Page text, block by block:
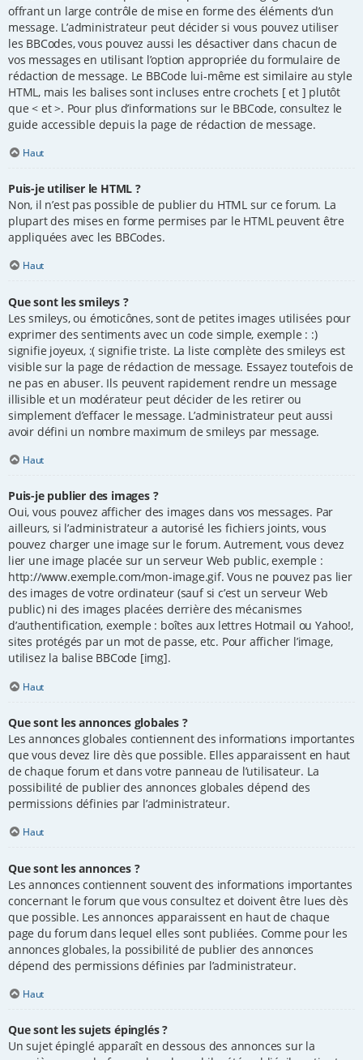
offrant un large contrôle de mise en forme des éléments d’un
message. L’administrateur peut décider si vous pouvez utiliser
les BBCodes, vous pouvez aussi les désactiver dans chacun de
vos messages en utilisant l’option appropriée du formulaire de
rédaction de message. Le BBCode lui-même est similaire au style
HTML, mais les balises sont incluses entre crochets [ et ] plutôt
que < et >. Pour plus d’informations sur le BBCode, consultez le
guide accessible depuis la page de rédaction de message.
Haut
Puis-je utiliser le HTML ?
Non, il n’est pas possible de publier du HTML sur ce forum. La
plupart des mises en forme permises par le HTML peuvent être
appliquées avec les BBCodes.
Haut
Que sont les smileys ?
Les smileys, ou émoticônes, sont de petites images utilisées pour
exprimer des sentiments avec un code simple, exemple : :)
signifie joyeux, :( signifie triste. La liste complète des smileys est
visible sur la page de rédaction de message. Essayez toutefois de
ne pas en abuser. Ils peuvent rapidement rendre un message
illisible et un modérateur peut décider de les retirer ou
simplement d’effacer le message. L’administrateur peut aussi
avoir défini un nombre maximum de smileys par message.
Haut
Puis-je publier des images ?
Oui, vous pouvez afficher des images dans vos messages. Par
ailleurs, si l’administrateur a autorisé les fichiers joints, vous
pouvez charger une image sur le forum. Autrement, vous devez
lier une image placée sur un serveur Web public, exemple :
http://www.exemple.com/mon-image.gif. Vous ne pouvez pas lier
des images de votre ordinateur (sauf si c’est un serveur Web
public) ni des images placées derrière des mécanismes
d’authentification, exemple : boîtes aux lettres Hotmail ou Yahoo!,
sites protégés par un mot de passe, etc. Pour afficher l’image,
utilisez la balise BBCode [img].
Haut
Que sont les annonces globales ?
Les annonces globales contiennent des informations importantes
que vous devez lire dès que possible. Elles apparaissent en haut
de chaque forum et dans votre panneau de l’utilisateur. La
possibilité de publier des annonces globales dépend des
permissions définies par l’administrateur.
Haut
Que sont les annonces ?
Les annonces contiennent souvent des informations importantes
concernant le forum que vous consultez et doivent être lues dès
que possible. Les annonces apparaissent en haut de chaque
page du forum dans lequel elles sont publiées. Comme pour les
annonces globales, la possibilité de publier des annonces
dépend des permissions définies par l’administrateur.
Haut
Que sont les sujets épinglés ?
Un sujet épinglé apparaît en dessous des annonces sur la